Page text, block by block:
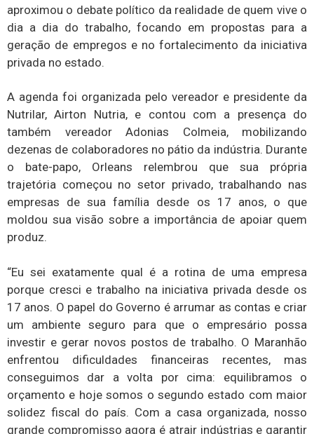
aproximou o debate político da realidade de quem vive o
dia a dia do trabalho, focando em propostas para a
geração de empregos e no fortalecimento da iniciativa
privada no estado.
A agenda foi organizada pelo vereador e presidente da
Nutrilar, Airton Nutria, e contou com a presença do
também vereador Adonias Colmeia, mobilizando
dezenas de colaboradores no pátio da indústria. Durante
o bate-papo, Orleans relembrou que sua própria
trajetória começou no setor privado, trabalhando nas
empresas de sua família desde os 17 anos, o que
moldou sua visão sobre a importância de apoiar quem
produz.
“Eu sei exatamente qual é a rotina de uma empresa
porque cresci e trabalho na iniciativa privada desde os
17 anos. O papel do Governo é arrumar as contas e criar
um ambiente seguro para que o empresário possa
investir e gerar novos postos de trabalho. O Maranhão
enfrentou dificuldades financeiras recentes, mas
conseguimos dar a volta por cima: equilibramos o
orçamento e hoje somos o segundo estado com maior
solidez fiscal do país. Com a casa organizada, nosso
grande compromisso agora é atrair indústrias e garantir